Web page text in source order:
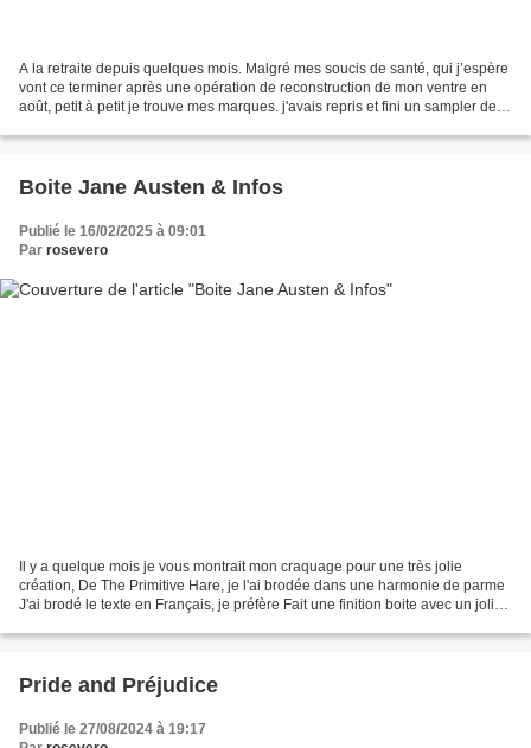
A la retraite depuis quelques mois. Malgré mes soucis de santé, qui j’espère
vont ce terminer après une opération de reconstruction de mon ventre en
août, petit à petit je trouve mes marques. j'avais repris et fini un sampler de
Boite Jane Austen & Infos
Publié le 16/02/2025 à 09:01
Par rosevero
Il y a quelque mois je vous montrait mon craquage pour une très jolie
création, De The Primitive Hare, je l'ai brodée dans une harmonie de parme
J'ai brodé le texte en Français, je préfère Fait une finition boite avec un joli
Pride and Préjudice
Publié le 27/08/2024 à 19:17